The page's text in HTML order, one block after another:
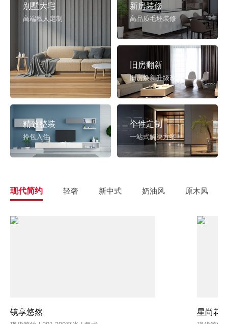
别墅大宅
高端私人定制
新房装修
高品质毛坯装修
旧房翻新
旧房焕新升级改造
精致整装
拎包入住
个性定制
一站式解决方案
现代简约 轻奢 新中式 奶油风 原木风
镜享悠然 星尚花